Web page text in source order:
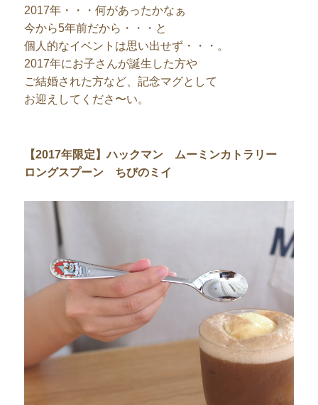
2017年・・・何があったかなぁ
今から5年前だから・・・と
個人的なイベントは思い出せず・・・。
2017年にお子さんが誕生した方や
ご結婚された方など、記念マグとして
お迎えしてくださ〜い。
【2017年限定】ハックマン ムーミンカトラリー
ロングスプーン ちびのミイ